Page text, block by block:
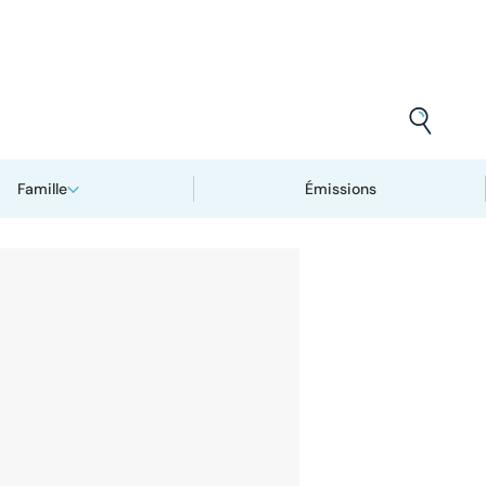
Famille Émissions